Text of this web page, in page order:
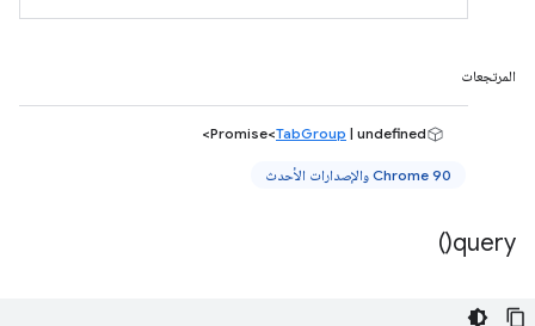
المرتجعات
Promise<TabGroup | undefined>
Chrome 90 والإصدارات الأحدث
query(
)